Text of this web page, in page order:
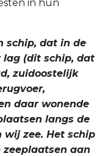
in hun
schip, dat in de
lag (dit schip, dat
zuidoostelijk
daar wonende
langs de
wij zee. Het schip
zeeplaatsen aan